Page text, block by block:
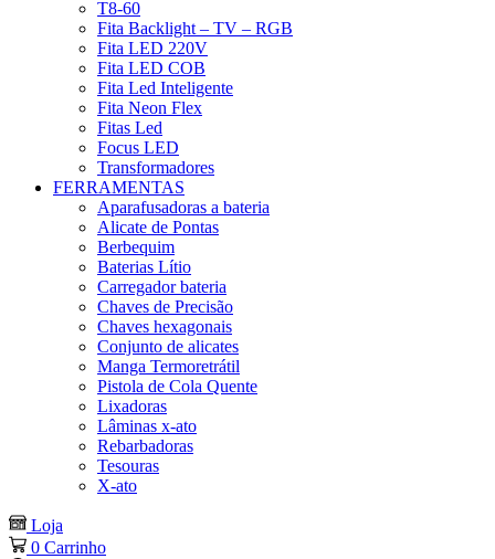
T8-60
Fita Backlight – TV – RGB
Fita LED 220V
Fita LED COB
Fita Led Inteligente
Fita Neon Flex
Fitas Led
Focus LED
Transformadores
FERRAMENTAS
Aparafusadoras a bateria
Alicate de Pontas
Berbequim
Baterias Lítio
Carregador bateria
Chaves de Precisão
Chaves hexagonais
Conjunto de alicates
Manga Termoretrátil
Pistola de Cola Quente
Lixadoras
Lâminas x-ato
Rebarbadoras
Tesouras
X-ato
Loja
0 Carrinho